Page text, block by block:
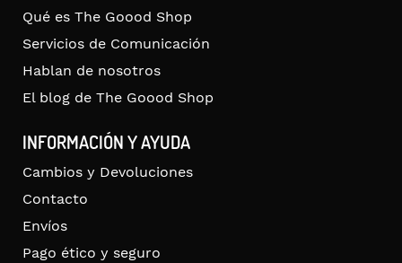
Qué es The Goood Shop
Servicios de Comunicación
Hablan de nosotros
El blog de The Goood Shop
INFORMACIÓN Y AYUDA
Cambios y Devoluciones
Contacto
Envíos
Pago ético y seguro